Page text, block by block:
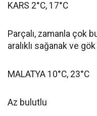
KARS 2°C, 17°C
Parçalı, zamanla çok
aralıklı sağanak ve
MALATYA 10°C, 23°C
Az bulutlu